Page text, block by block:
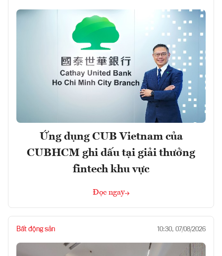
Ứng dụng CUB Vietnam của
CUBHCM ghi dấu tại giải thưởng
fintech khu vực
Đọc ngay
Bất động sản 10:30, 07/08/2026